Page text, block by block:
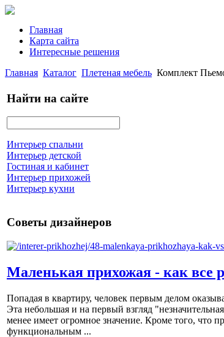
Главная
Карта сайта
Интересные решения
Главная Каталог Плетеная мебель Комплект
Найти на сайте
Интерьер спальни
Интерьер детской
Гостиная и кабинет
Интерьер прихожей
Интерьер кухни
Советы дизайнеров
Маленькая прихожая - как все
Попадая в квартиру, человек первым делом
Эта небольшая и на первый взгляд
менее имеет огромное значение. Кроме того, что
функциональным ...